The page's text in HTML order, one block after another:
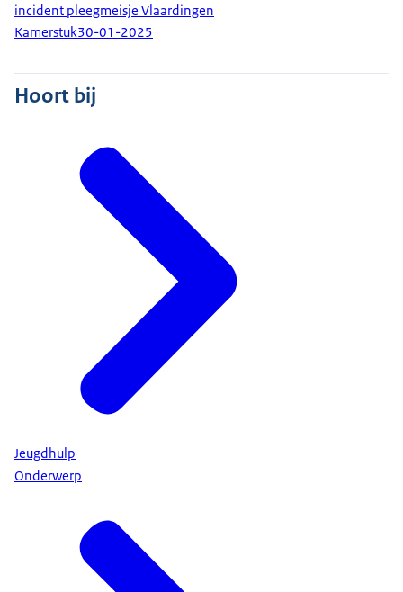
incident pleegmeisje Vlaardingen
Kamerstuk30-01-2025
Hoort bij
Jeugdhulp
Onderwerp